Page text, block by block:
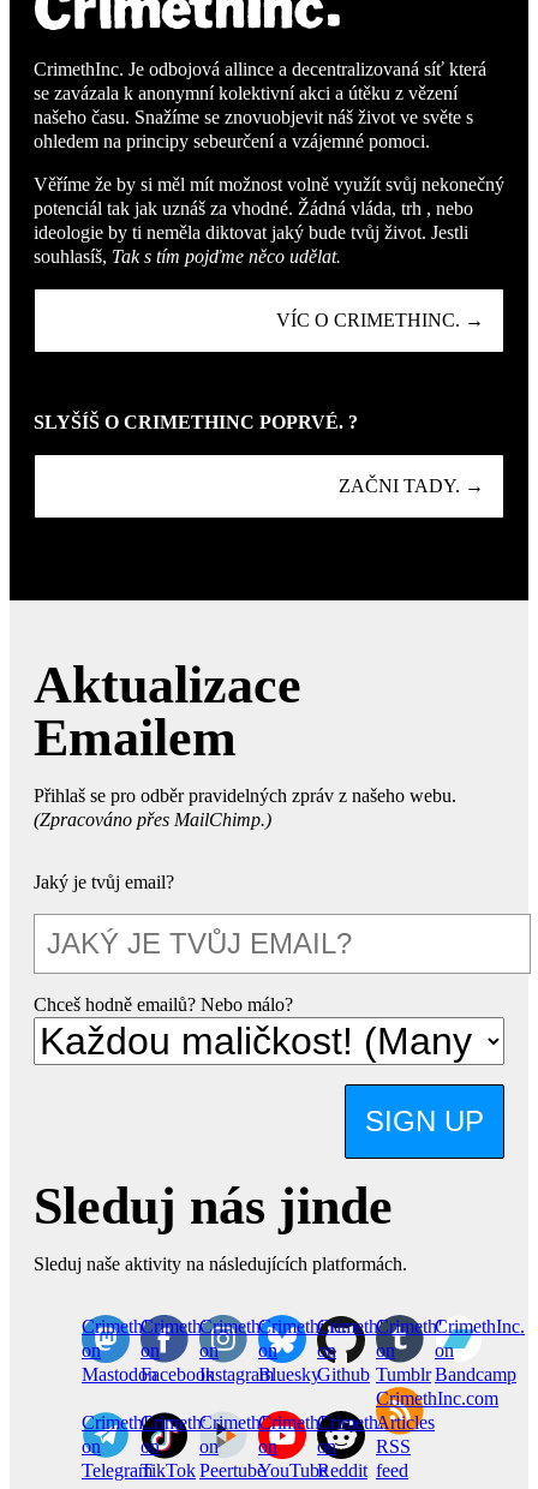
CrimethInc. Je odbojová allince a decentralizovaná síť která
se zavázala k anonymní kolektivní akci a útěku z vězení
našeho času. Snažíme se znovuobjevit náš život ve světe s
ohledem na principy sebeurčení a vzájemné pomoci.
Věříme že by si měl mít možnost volně využít svůj nekonečný
potenciál tak jak uznáš za vhodné. Žádná vláda, trh , nebo
ideologie by ti neměla diktovat jaký bude tvůj život. Jestli
souhlasíš, Tak s tím pojďme něco udělat.
VÍC O CRIMETHINC. →
SLYŠÍŠ O CRIMETHINC POPRVÉ. ?
ZAČNI TADY. →
Aktualizace
Emailem
Přihlaš se pro odběr pravidelných zpráv z našeho webu.
(Zpracováno přes MailChimp.)
Jaký je tvůj email?
Chceš hodně emailů? Nebo málo?
SIGN UP
Sleduj nás jinde
Sleduj naše aktivity na následujících platformách.
CrimethInc.
on
Mastodon
Crimethinc.
on
Facebook
Crimethinc.
on
Instagram
Crimethinc.
on
Bluesky
CrimethInc.
on
Github
CrimethInc.
on
Tumblr
CrimethInc.
on
Bandcamp
CrimethInc.
on
Telegram
Crimethinc.
on
TikTok
CrimethInc.
on
Peertube
CrimethInc.
on
YouTube
CrimethInc.
on
Reddit
CrimethInc.com
Articles
RSS
feed